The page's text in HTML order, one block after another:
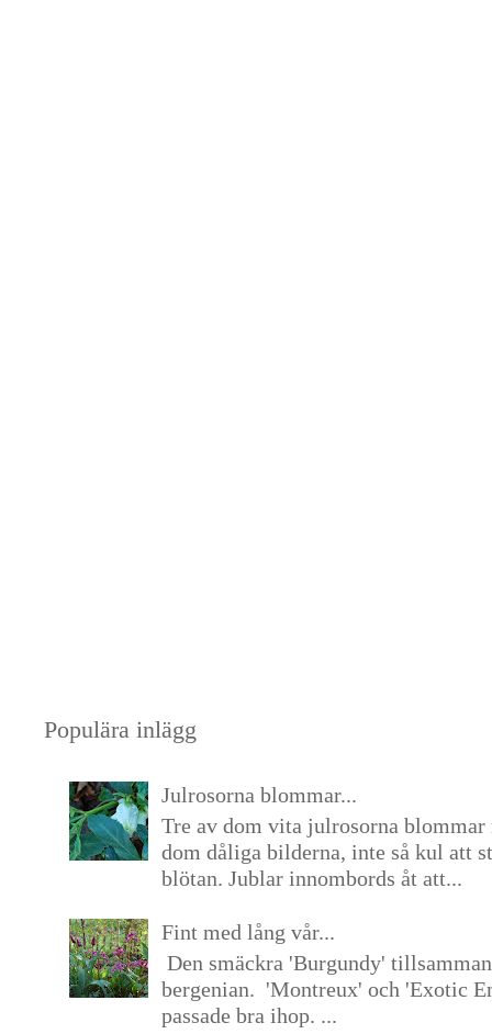
Populära inlägg
Julrosorna blommar...
Tre av dom vita julrosorna blommar
dom dåliga bilderna, inte så kul att
blötan. Jublar innombords åt att...
Fint med lång vår...
Den smäckra 'Burgundy'
bergenian. 'Montreux' och 'Exotic
passade bra ihop. ...